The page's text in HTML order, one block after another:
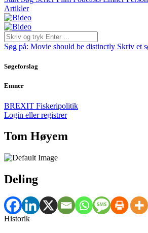
Artikler
Søg på: Movie should be distinctly Skriv et
Søgeforslag
Emner
BREXIT Fiskeripolitik
Login eller registrer
Tom Høyem
Deling
Historik